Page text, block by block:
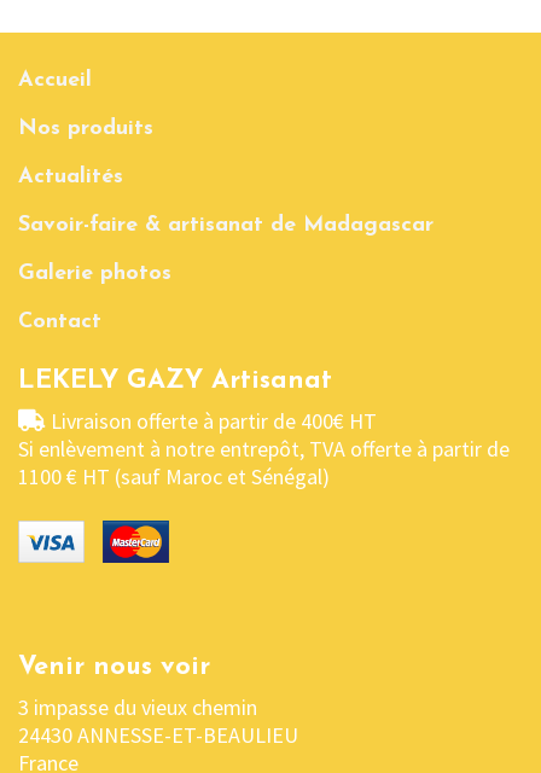
Accueil
Nos produits
Actualités
Savoir-faire & artisanat de Madagascar
Galerie photos
Contact
LEKELY GAZY Artisanat
Livraison offerte à partir de 400€ HT
Si enlèvement à notre entrepôt, TVA offerte à partir de
1100 € HT (sauf Maroc et Sénégal)
Venir nous voir
3 impasse du vieux chemin
24430 ANNESSE-ET-BEAULIEU
France